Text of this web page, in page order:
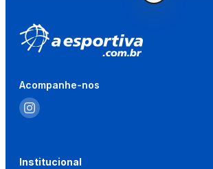
Acompanhe-nos
Institucional